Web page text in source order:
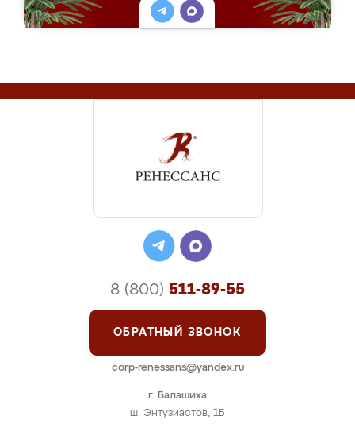
г. Балашиха
ш. Энтузиастов, 1Б
8 (800) 511-89-55
ОБРАТНЫЙ ЗВОНОК
corp-renessans@yandex.ru